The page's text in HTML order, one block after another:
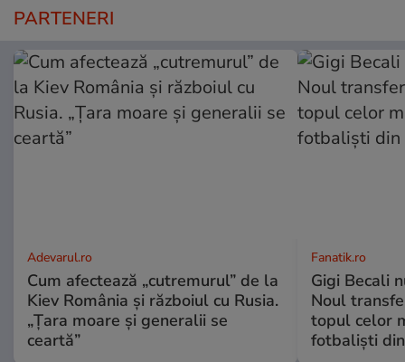
PARTENERI
Adevarul.ro
Cum afectează „cutremurul” de la
Kiev România și războiul cu Rusia.
„Țara moare și generalii se
ceartă”
Fanatik.ro
Gigi Becali
Noul
topul celor
fotbaliști